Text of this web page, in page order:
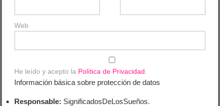
Web
He leído y acepto la Política de Privacidad
Información básica sobre protección de datos
Responsable: SignificadosDeLosSueños.